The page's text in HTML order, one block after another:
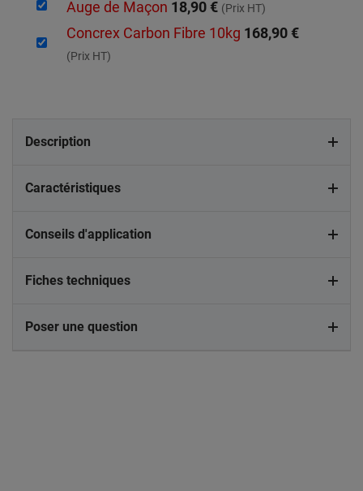
Auge de Maçon 18,90 € (Prix HT)
Concrex Carbon Fibre 10kg 168,90 €
(Prix HT)
Description
Caractéristiques
Conseils d'application
Fiches techniques
Poser une question